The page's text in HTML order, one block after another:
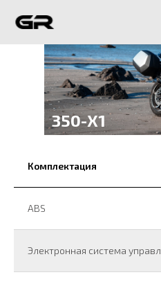
350-X1
Комплектация
ABS
Электронная система